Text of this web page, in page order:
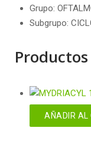
Grupo:
Subgrupo:
AÑADIR AL